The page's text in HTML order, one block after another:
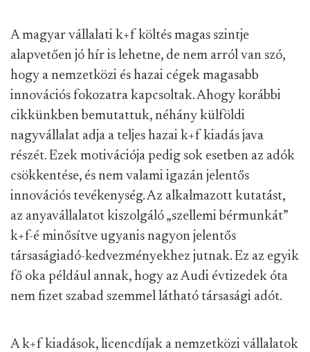
A magyar vállalati k+f költés magas szintje
alapvetően jó hír is lehetne, de nem arról van szó,
hogy a nemzetközi és hazai cégek magasabb
innovációs fokozatra kapcsoltak. Ahogy korábbi
cikkünkben bemutattuk, néhány külföldi
nagyvállalat adja a teljes hazai k+f kiadás java
részét. Ezek motivációja pedig sok esetben az adók
csökkentése, és nem valami igazán jelentős
innovációs tevékenység. Az alkalmazott kutatást,
az anyavállalatot kiszolgáló „szellemi bérmunkát”
k+f-é minősítve ugyanis nagyon jelentős
társaságiadó-kedvezményekhez jutnak. Ez az egyik
fő oka például annak, hogy az Audi évtizedek óta
nem fizet szabad szemmel látható társasági adót.
A k+f kiadások, licencdíjak a nemzetközi vállalatok